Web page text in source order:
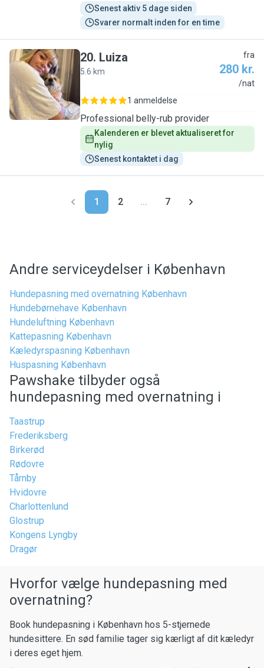
Senest aktiv 5 dage siden
Svarer normalt inden for en time
L
20. Luiza
5.6 km
fra
280 kr.
/nat
1 anmeldelse
Professional belly-rub provider
Kalenderen er blevet aktualiseret for
nylig
Senest kontaktet i dag
1 2 ... 7
Andre serviceydelser i København
Hundepasning med overnatning København
Hundebørnehave København
Hundeluftning København
Kattepasning København
Kæledyrspasning København
Huspasning København
Pawshake tilbyder også
hundepasning med overnatning i
Taastrup
Frederiksberg
Birkerød
Rødovre
Tårnby
Hvidovre
Charlottenlund
Glostrup
Kongens Lyngby
Dragør
Hvorfor vælge hundepasning med
overnatning?
Book hundepasning i København hos 5-stjernede
hundesittere. En sød familie tager sig kærligt af dit kæledyr
i deres eget hjem.